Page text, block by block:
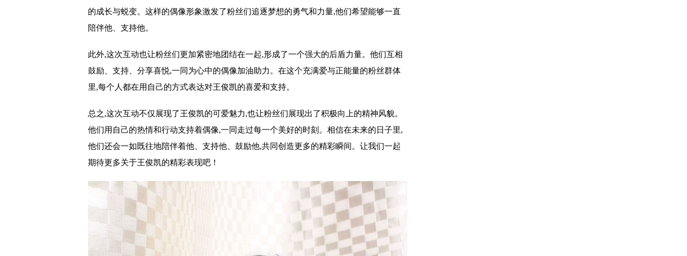
的成长与蜕变。这样的偶像形象激发了粉丝们追逐梦想的勇气和力量,他们希望能够一直
陪伴他、支持他。
此外,这次互动也让粉丝们更加紧密地团结在一起,形成了一个强大的后盾力量。他们互相
鼓励、支持、分享喜悦,一同为心中的偶像加油助力。在这个充满爱与正能量的粉丝群体
里,每个人都在用自己的方式表达对王俊凯的喜爱和支持。
总之,这次互动不仅展现了王俊凯的可爱魅力,也让粉丝们展现出了积极向上的精神风貌。
他们用自己的热情和行动支持着偶像,一同走过每一个美好的时刻。相信在未来的日子里,
他们还会一如既往地陪伴着他、支持他、鼓励他,共同创造更多的精彩瞬间。让我们一起
期待更多关于王俊凯的精彩表现吧！